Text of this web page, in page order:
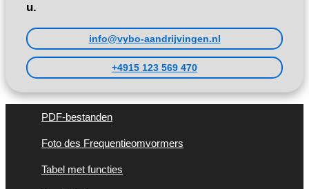
u.
info@vybo-aandrijvingen.nl
+4915 123 569 470
PDF-bestanden
Foto des Frequentieomvormers
Tabel met functies